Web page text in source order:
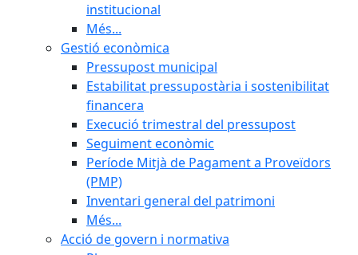
institucional
Més...
Gestió econòmica
Pressupost municipal
Estabilitat pressupostària i sostenibilitat
financera
Execució trimestral del pressupost
Seguiment econòmic
Període Mitjà de Pagament a Proveïdors
(PMP)
Inventari general del patrimoni
Més...
Acció de govern i normativa